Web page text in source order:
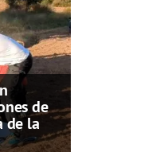
de
de la